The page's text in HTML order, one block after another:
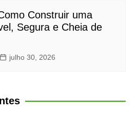
Construir uma
Segura e Cheia de
julho 30, 2026